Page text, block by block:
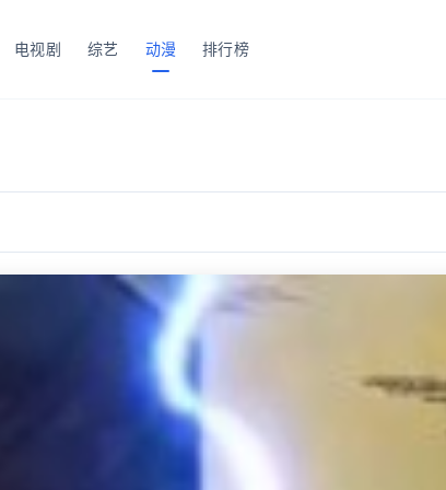
电视剧 综艺 动漫 排行榜